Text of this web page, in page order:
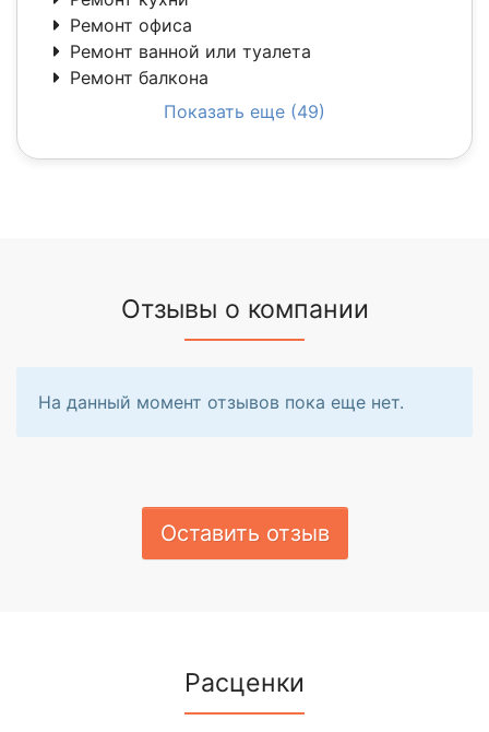
Ремонт офиса
Ремонт ванной или туалета
Ремонт балкона
Показать еще (49)
Отзывы о компании
На данный момент отзывов пока еще нет.
Оставить отзыв
Расценки